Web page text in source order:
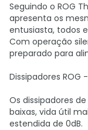
Seguindo o ROG
apresenta os
entusiasta, todos
Com operação
preparado para
Dissipadores ROG
Os dissipadores
baixas, vida útil
estendida de 0dB.